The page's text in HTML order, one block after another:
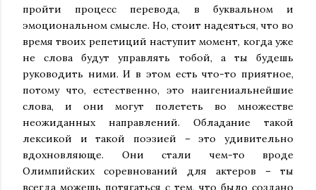
пройти процесс перевода, в буквальном и
эмоциональном смысле. Но, стоит надеяться, что во
время твоих репетиций наступит момент, когда уже
не слова будут управлять тобой, а ты будешь
руководить ними. И в этом есть что-то приятное,
потому что, естественно, это наигениальнейшие
слова, и они могут полететь во множестве
неожиданных направлений. Обладание такой
лексикой и такой поэзией – это удивительно
вдохновляюще. Они стали чем-то вроде
Олимпийских соревнований для актеров – ты
всегда можешь потягаться с тем, что было создано